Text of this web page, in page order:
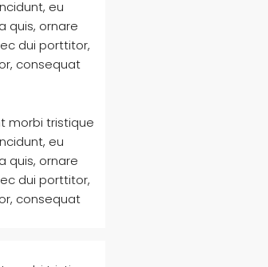
eu
quis, ornare
dui porttitor,
consequat
morbi tristique
eu
quis, ornare
dui porttitor,
consequat